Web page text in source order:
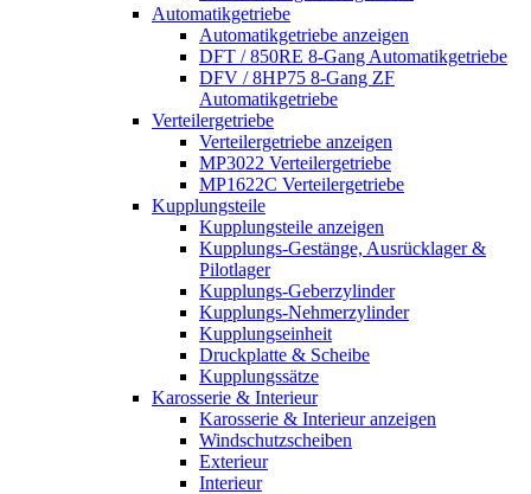
Automatikgetriebe
Automatikgetriebe anzeigen
DFT / 850RE 8-Gang Automatikgetriebe
DFV / 8HP75 8-Gang ZF
Automatikgetriebe
Verteilergetriebe
Verteilergetriebe anzeigen
MP3022 Verteilergetriebe
MP1622C Verteilergetriebe
Kupplungsteile
Kupplungsteile anzeigen
Kupplungs-Gestänge, Ausrücklager &
Pilotlager
Kupplungs-Geberzylinder
Kupplungs-Nehmerzylinder
Kupplungseinheit
Druckplatte & Scheibe
Kupplungssätze
Karosserie & Interieur
Karosserie & Interieur anzeigen
Windschutzscheiben
Exterieur
Interieur